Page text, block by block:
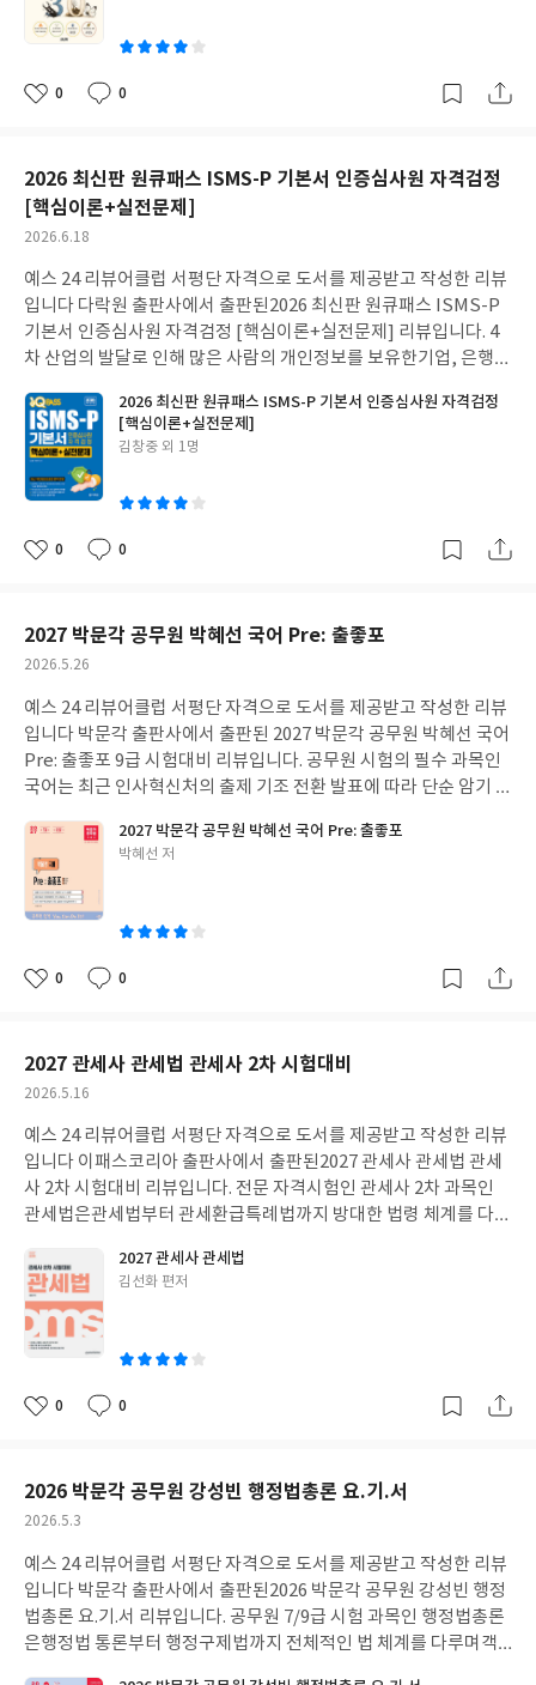
매우 유용해 보입니다. 본 수험서를 통해 최신 출제 경향의 뼈대를
잡은 후 체계적으로 반복 학습을 이어나간다면 실제 시험장에서도
좋은 결과를 얻을 수 있을 것입니다. #리뷰어클럽리뷰 #편입 #시험
#대학 #수험
니다.곤충을 억지로 귀엽게 꾸며내지 않고입 하나, 더듬이 둘 같은
숫자를 따라가면서그들의 생태계를 쉽고 상세하게 보여주는 방식
이 신선했습니다. 또한 늘 곁에 있어도 무심코 지나쳤던 자연을 바라
보는 새로운 눈을 뜨게 해주고아이들에게 곤충을 쉽고 재미있게 가
사실은 똑같은 데서 출발했다는 지식이나개미들이 인간보다 먼저
농사를 지었다는 신기한 에피소드를 통해 독자에게 친근하게 다가
오고책의 마지막 부분에서 곤충이 사라진 세계를 가정한 이야기에
서는깊은 울림을 받았습니다. 단순히 단편적인 지식을 넘어 자연 속
연결고리를 이해하는 것이 바로 우리 지구의 소중함을 깨닫는 진짜
시작임을 알게 합니다. 또한 ‘환경교사를 위한 곤충 교육 가이드북’
이라는 부제답게부록처럼 실려 있는 그림이나 수업 활용 팁, 용어
정리들은실제 교육 현장에서 바로 쓰기 좋을 만큼 잘 정리되어 있습
과교실에서 아이들을 가르치는 환경 교사나 방과 후 강사, 어려운
전공 서적은 부담스러웠던 곤충 덕후들에게도 추천합니다. #리뷰어
클럽리뷰 #자연과학 #벌레 #생태계 #자연 #생명 #환경 #생태교육
#과학교육 #교육
좋
0
댓
0
작
2026 최신판 원큐패스 ISMS-P 기본서 인증심사원 자격검정
[핵심이론+실전문제]
작
일
2026.6.18
예스 24 리뷰어클럽 서평단 자격으로 도서를 제공받고 작성한 리뷰
입니다 다락원 출판사에서 출판된2026 최신판 원큐패스 ISMS-P
기본서 인증심사원 자격검정 [핵심이론+실전문제] 리뷰입니다. 4
차 산업의 발달로 인해 많은 사람의 개인정보를 보유한기업, 은행,
고 있습니다. 최근 ISMS-P 인증기준에 클라우드와 핀테크 부분이
추가되면서보안컨설턴트 및 인증심사원 자격에 대한 수요 역시크
게 늘어날 전망입니다. ISMS-P 시험은 방대한 관련 법률과 고도의
기술적 가이드를 모두 아울러야 하기에 용어나 복잡한 기준 때문에
의외로 합격하기 까다로운 시험입니다. 단순히 이론을 무작정 암기
하기보다는출제 기준에 맞춰 문제의 방향성을 파악하고실무적인
록핵심 이론부터 실전 문제까지 자격검정 전 영역의 내용을충실하
게 담아내고 있습니다. 업계 전문가인 ISMS-P 심사원으로 구성된
집필진의 풍부한 경험이 녹아있어생소한 개념도 초심자들이 쉽게
이해하고기초를 탄탄히 잡을 수 있도록 돕습니다. 내용 중 시험의 당
락을 좌우하는 까다로운 키워드들을 뽑아쉽게 기억할 수 있도록 돕
는 자동암기 두음법칙으로 정리해방대한 암기량을 효율적으로 줄
여주고이론 학습 후 확인 문제 로 워밍업 후 다양한 실전 문제를 풀
니다. 특히 본 교재에 수록된 파이널 실전 모의고사는 실전 50문항
보다 많은 횟수인 회당 100문항씩 총 2회분을 제공하여수험생들이
보다 풍부한 문항을 접하며 실전 감각을 완성할 수 있도록 구성되어
있습니다. 더불어 출판사에서 운영하는 인터넷 카페와 SNS를 통해
최신 ISMS-P 학습 자료를 확인하고 교재 관련 질의응답 서비스를
받아볼 수 있는 시스템은 독학생들에게도 큰 도움이 될 것입니다. 변
화된 ISMS-P 시험의 전체적인 뼈대를 잡은 후 체계적인 해설과 풍
#수험서 #정보보호실무 #개인정보보호법 #직장인자격증
2026 최신판 원큐패스 ISMS-P 기본서 인증심사원 자격검정
[핵심이론+실전문제]
글
김창중 외 1명
좋
0
댓
0
작
2027 박문각 공무원 박혜선 국어 Pre: 출좋포
작
일
2026.5.26
예스 24 리뷰어클럽 서평단 자격으로 도서를 제공받고 작성한 리뷰
입니다 박문각 출판사에서 출판된 2027 박문각 공무원 박혜선 국어
Pre: 출좋포 9급 시험대비 리뷰입니다. 공무원 시험의 필수 과목인
국어는 최근 인사혁신처의 출제 기조 전환 발표에 따라 단순 암기 위
다. 상대적으로 비중이 커진 논리 영역과 독해에서 실수를 줄이고 빠
른 시간 내에 정답을 찾아내야 합격권에 드는 점수를 확보할 수 있습
니다. 국어는 평소 익숙한 언어라 쉬울 것 같지만 막상 공부를 시작
하면 생소한 문법 용어나 복잡한 논리 구조 때문에 의외로 까다로운
과목입니다. 하지만 변화된 출제 경향에 맞춰 기초를 탄탄히 다져두
면 실전에서 가장 안정적으로 점수를 획득할 수 있는 효자 과목이 될
험서는 2027년 공무원 시험의 새로운 기준을 완벽히 대비할 수 있
도록 문법부터 독해, 논리까지 국어 전 영역의 핵심 이론을 충실하
게 담아내어고 있습니다. 저자의 풍부한 강의 경험이 녹아있어 생소
한 개념도 초심자들이 쉽게 이해하고 기초를 탄탄히 잡을 수 있도록
돕습니다. 내용 중 독해 유형별로 자주 등장하는 '대표 역공 발문'을
정리해 문제의 의도를 명확히 파악하게 해주고정답을 가장 빠르고
정확하게 도출할 수 있는 '3단계 독해 전략'을 이용하여 실전 대응
략을 실제 문제에 어떻게 적용하는지 연습하며 논리적 사고의 틀을
완성할 수 있도록 구성되었습니다. 또한 모든 논리 명제에 기호를 적
어 풀이 과정을 보여주는 '논리 시각화'와 고난도 문제를 순식간에
해결할 수 있는 '혜선 쌤의 야매꼼수'는 독학하는 수험생들에게도
매우 유용해 보였습니다. 위 스킬들과 더불어시험에 꼭 나오는 최빈
출 문법 예시와 친절한 해설을 통해 변화된 국어 시험의 전체적인 뼈
대를 잡은 후 체계적으로 학습을 이어나간다면실제 시험장에서도
2027 박문각 공무원 박혜선 국어 Pre: 출좋포
글
박혜선 저
좋
0
댓
0
작
2027 관세사 관세법 관세사 2차 시험대비
작
일
2026.5.16
예스 24 리뷰어클럽 서평단 자격으로 도서를 제공받고 작성한 리뷰
입니다 이패스코리아 출판사에서 출판된2027 관세사 관세법 관세
사 2차 시험대비 리뷰입니다. 전문 자격시험인 관세사 2차 과목인
관세법은관세법부터 관세환급특례법까지 방대한 법령 체계를 다루
을 갖춘 시험 특성상 고득점이 필수적이며과목별 과락 없이 높은 점
수를 확보해야 최종 합격이 가능합니다. 관세법은 방대한 조문과 생
소한 법률 용어 때문에수험생들이 어렵게 느끼는 과목 중 하나이지
만최신 개정 법령과 조문 간의 흐름을 잘 파악해두면실전에서 확실
하게 점수를 올릴 수 있는 효자 과목이기도 합니다. 단순히 모든 조
문을 외우기보다 목차를 중심으로 틀을 잡고답안에 쓸 핵심 키워드
게 담아내어수험서로서의 신뢰도와 체계성이 돋보입니다.저자의
실무와 강의 경험이 녹아있어 초심자들도 관세법의 흐름을 자연스
럽게 따라갈 수 있도록 돕습니다. 내용 중 복잡한 법, 시행령, 시행규
칙을 명확하게 구분하면서도상호 연계성을 고려하여 유기적으로
정리해두어어떤 구조를 중심으로 회독을 늘려야 하는지직관적으로
파악할 수 있도록 구성된 점이 돋보입니다. 또한 주요 개념에 대한
상세한 설명과 보충 자료가 잘 갖춰져 있어초심자라도 세세한 부분
2027 관세사 관세법
글
김선화 편저
좋
0
댓
0
작
2026 박문각 공무원 강성빈 행정법총론 요.기.서
작
일
2026.5.3
예스 24 리뷰어클럽 서평단 자격으로 도서를 제공받고 작성한 리뷰
입니다 박문각 출판사에서 출판된2026 박문각 공무원 강성빈 행정
법총론 요.기.서 리뷰입니다. 공무원 7/9급 시험 과목인 행정법총론
은행정법 통론부터 행정구제법까지 전체적인 법 체계를 다루며객